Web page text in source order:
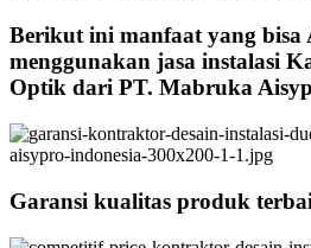
Berikut ini manfaat yang bisa
menggunakan jasa instalasi
Optik dari PT. Mabruka
Garansi kualitas produk